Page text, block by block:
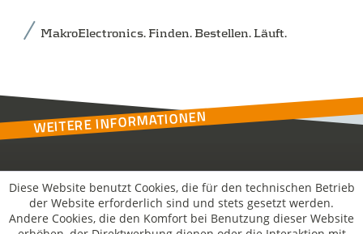
MakroElectronics. Finden. Bestellen. Läuft.
WEITERE INFORMATIONEN
Kontakt
MakroSolutions
Diese Website benutzt Cookies, die für den technischen Betrieb
der Website erforderlich sind und stets gesetzt werden.
Andere Cookies, die den Komfort bei Benutzung dieser Website